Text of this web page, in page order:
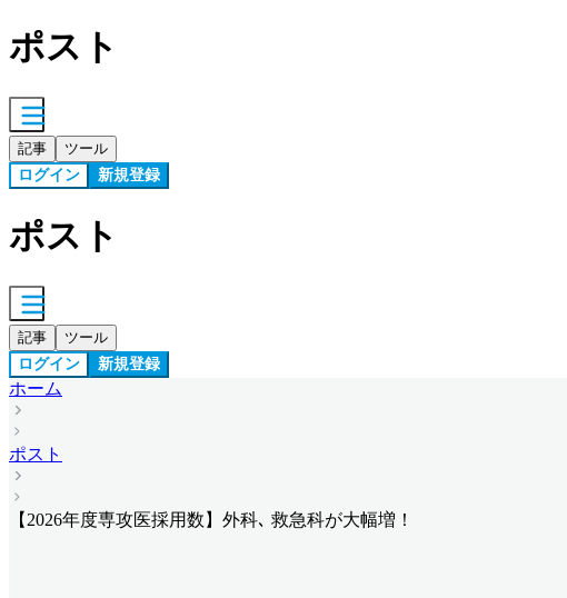
ポスト
記事 ツール
ログイン 新規登録
ポスト
記事 ツール
ログイン 新規登録
ホーム
ポスト
【2026年度専攻医採用数】外科､ 救急科が大幅増！